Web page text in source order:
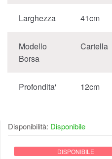
Larghezza 41cm
Modello
Borsa
Cartella
Profondita' 12cm
Disponibilità: Disponibile
DISPONIBILE